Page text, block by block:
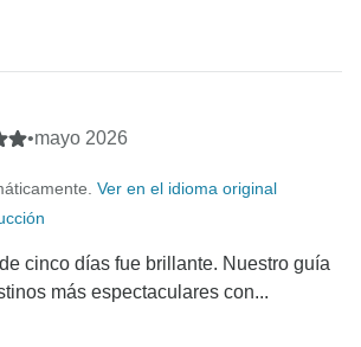
y que la belleza sin igual de los
de Banff, Jasper y Yoho te dejó
duradera. Las Montañas Rocosas
realmente un paisaje mágico e
placer poder compartir esa
saber que te gustó el
que es una cama cómoda y
después de un día entero de
exploraciones, y nos alegra mucho
•mayo 2026
Ver en el idioma original
cinco días fue brillante. Nuestro guía
más espectaculares con...